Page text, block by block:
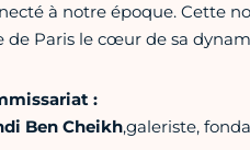
à notre époque. Cette
de Paris le cœur de sa
:
Ben Cheikh,galeriste,